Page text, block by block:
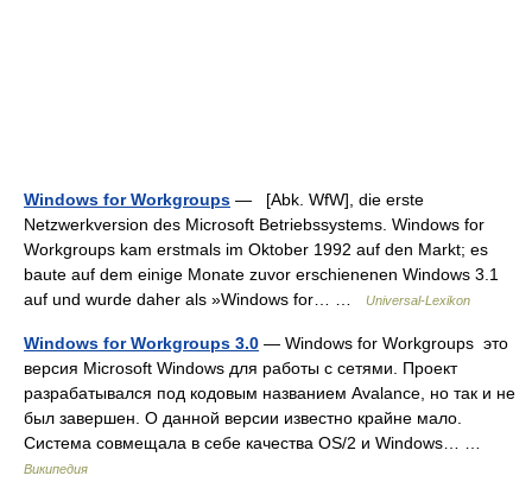
Windows for Workgroups — [Abk. WfW], die erste
Netzwerkversion des Microsoft Betriebssystems. Windows for
Workgroups kam erstmals im Oktober 1992 auf den Markt; es
baute auf dem einige Monate zuvor erschienenen Windows 3.1
auf und wurde daher als »Windows for… …
Universal-Lexikon
Windows for Workgroups 3.0 — Windows for Workgroups это
версия Microsoft Windows для работы с сетями. Проект
разрабатывался под кодовым названием Avalance, но так и не
был завершен. О данной версии известно крайне мало.
Система совмещала в себе качества OS/2 и Windows… …
Википедия